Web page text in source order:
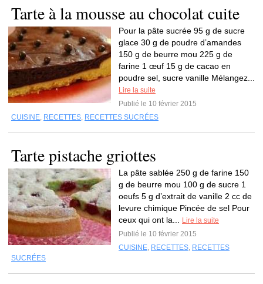
Tarte à la mousse au chocolat cuite
Pour la pâte sucrée 95 g de sucre
glace 30 g de poudre d’amandes
150 g de beurre mou 225 g de
farine 1 œuf 15 g de cacao en
poudre sel, sucre vanille Mélangez...
Lire la suite
Publié le 10 février 2015
CUISINE, RECETTES, RECETTES SUCRÉES
Tarte pistache griottes
La pâte sablée 250 g de farine 150
g de beurre mou 100 g de sucre 1
oeufs 5 g d’extrait de vanille 2 cc de
levure chimique Pincée de sel Pour
ceux qui ont la...
Lire la suite
Publié le 10 février 2015
CUISINE, RECETTES, RECETTES
SUCRÉES